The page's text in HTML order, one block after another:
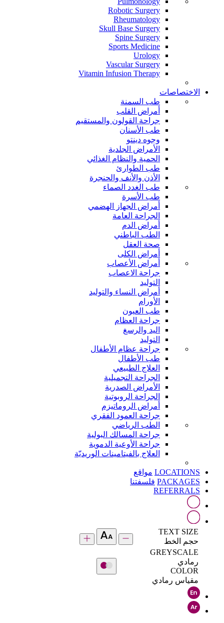
Robotic Surgery
Rheumatology
Skull Base Surgery
Spine Surgery
Sports Medicine
Urology
Vascular Surgery
Vitamin Infusion Therapy
الاختصاصات
طب السمنة
أمراض القلب
جراحة القولون والمستقيم
طب الأسنان
وجوه دينتو
الأمراض الجلدية
الحمية والنظام الغذائي
طب الطوارئ
الأذن والأنف والحنجرة
طب الغدد الصماء
طب الأسرة
أمراض الجهاز الهضمي
الجراحة العامة
أمراض الدم
الطب الباطني
صحة العقل
أمراض الكلى
أمراض الأعصاب
جراحة الاعصاب
التوليد
أمراض النساء والتوليد
الأورام
طب العيون
جراحة العظام
اليد والرسغ
التوليد
جراحة عظام الأطفال
طب الأطفال
العلاج الطبيعي
الجراحة التجميلية
الأمراض الصدرية
الجراحة الروبوتية
أمراض الروماتيزم
جراحة العمود الفقري
الطب الرياضي
جراحة المسالك البولية
جراحة الأوعية الدموية
العلاج بالفيتامينات الوريديّة
LOCATIONS مواقع
PACKAGES فلسفتنا
REFERRALS
TEXT SIZE
حجم الخط
GREYSCALE
رمادي
COLOR
مقياس رمادي